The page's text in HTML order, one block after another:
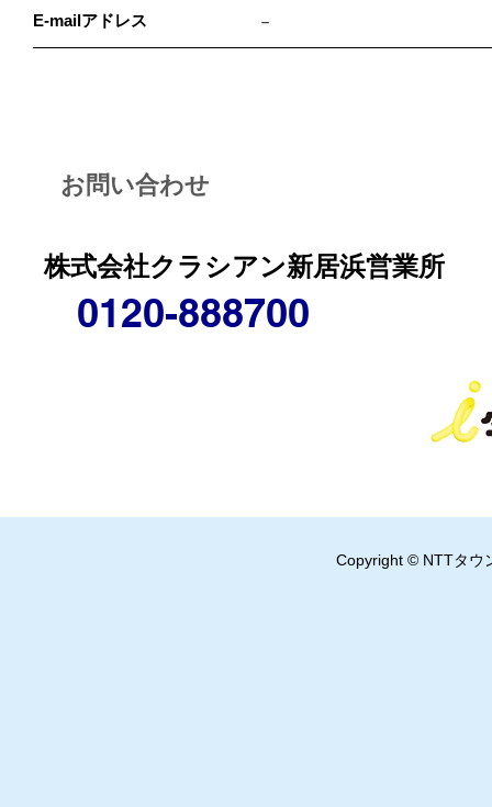
E-mailアドレス －
お問い合わせ
株式会社クラシアン新居浜営業所
0120-888700
Copyright © NTTタウ